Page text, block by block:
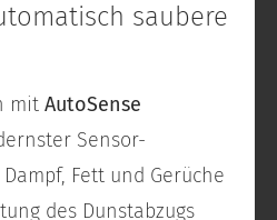
saubere
mit AutoSense
Sensor-
Fett und Gerüche
des Dunstabzugs